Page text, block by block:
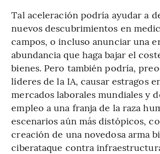
Tal aceleración podría ayudar a
nuevos descubrimientos en
campos, o incluso anunciar una
abundancia que haga bajar el
bienes. Pero también podría,
líderes de la IA, causar estragos
mercados laborales mundiales y
empleo a una franja de la raza
escenarios aún más distópicos,
creación de una novedosa arma
ciberataque contra